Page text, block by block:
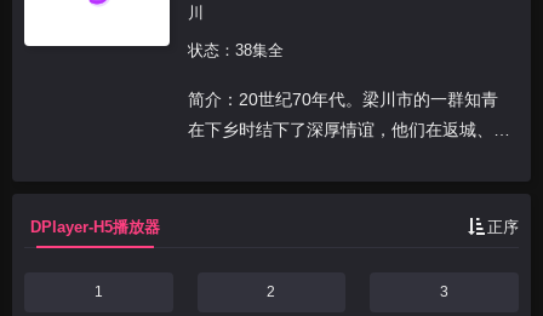
川
状态：38集全
简介：20世纪70年代。梁川市的一群知青
在下乡时结下了深厚情谊，他们在返城、高
出了不同的人生轨迹。主角俞乐山、盛雪竹
通过努力奋斗，克服重重困难，最终实现人
DPlayer-H5播放器 正序
1 2 3